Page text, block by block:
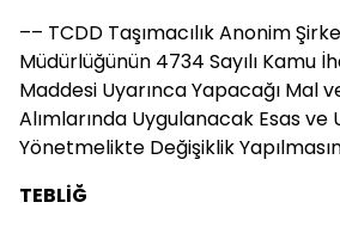
–– TCDD Taşımacılık Anonim
Müdürlüğünün 4734 Sayılı Kamu
Maddesi Uyarınca Yapacağı Mal
Alımlarında Uygulanacak Esas ve
Yönetmelikte Değişiklik
TEBLİĞ